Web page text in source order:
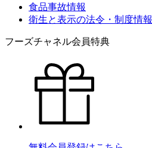
食品事故情報
衛生と表示の法令・制度情報
フーズチャネル会員特典